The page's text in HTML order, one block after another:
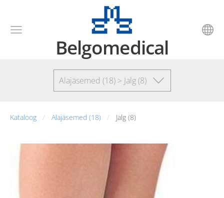
Belgomedical
Alajäsemed (18) > Jalg (8)
Kataloog Alajäsemed (18) Jalg (8)